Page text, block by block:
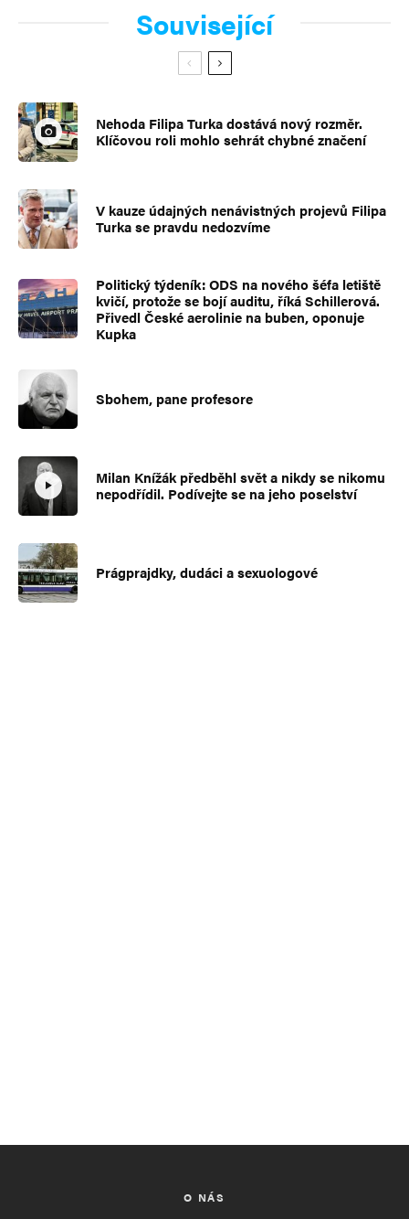
Související
Nehoda Filipa Turka dostává nový rozměr.
Klíčovou roli mohlo sehrát chybné značení
V kauze údajných nenávistných projevů Filipa
Turka se pravdu nedozvíme
Politický týdeník: ODS na nového šéfa letiště
kvičí, protože se bojí auditu, říká Schillerová.
Přivedl České aerolinie na buben, oponuje
Kupka
Sbohem, pane profesore
Milan Knížák předběhl svět a nikdy se nikomu
nepodřídil. Podívejte se na jeho poselství
Prágprajdky, dudáci a sexuologové
O NÁS